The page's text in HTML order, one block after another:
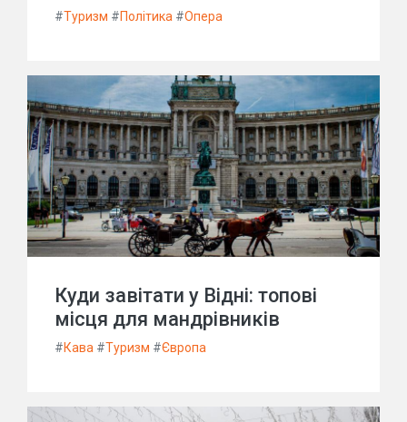
#Туризм #Політика #Опера
Куди завітати у Відні: топові
місця для мандрівників
#Кава #Туризм #Європа